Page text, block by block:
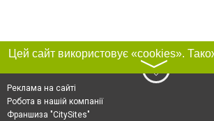
〉
Реклама на сайті
Робота в нашій компанії
Франшиза "CitySites"